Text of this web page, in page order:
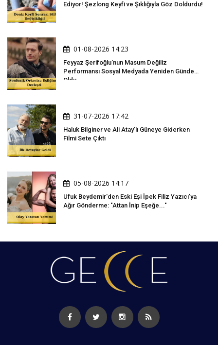
Ediyor! Şezlong Keyfi ve Şıklığıyla Göz Doldurdu!
01-08-2026 14:23
Feyyaz Şerifoğlu'nun Masum Değiliz
Performansı Sosyal Medyada Yeniden Gündem
Oldu
31-07-2026 17:42
Haluk Bilginer ve Ali Atay'lı Güneye Giderken
Filmi Sete Çıktı
05-08-2026 14:17
Ufuk Beydemir'den Eski Eşi İpek Filiz Yazıcı'ya
Ağır Gönderme: "Attan İnip Eşeğe..."